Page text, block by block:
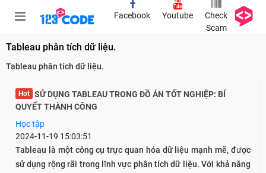
Facebook Youtube
Check
Scam
Tableau phân tích dữ liệu.
Tableau phân tích dữ liệu.
Hot
QUYẾT THÀNH CÔNG
Học tập
2024-11-19 15:03:51
Tableau là một công cụ trực quan hóa dữ liệu mạnh mẽ, được
sử dụng rộng rãi trong lĩnh vực phân tích dữ liệu. Với khả năng